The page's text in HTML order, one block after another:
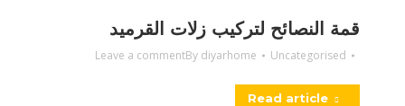
قمة النصائح لتركيب زلات القرميد
Uncategorised
By diyarhome
Leave a comment
Read article